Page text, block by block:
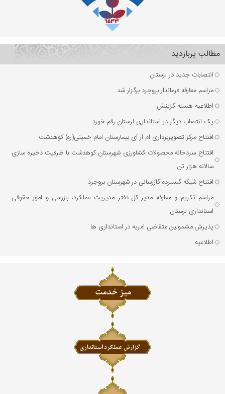
مطالب پربازدید
انتصابات جدید در لرستان
مراسم معارفه فرماندار بروجرد برگزار شد
اطلاعیه هسته گزینش
یک انتصاب دیگر در استانداری لرستان رقم خورد
افتتاح مرکز تصویربرداری ام آر آی بیمارستان امام خمینی(ره) کوهدشت
افتتاح سردخانه محصولات کشاورزی شهرستان کوهدشت با ظرفیت ذخیره‌ سازی
سالانه هزار تن
افتتاح شبکه گسترده گازرسانی در شهرستان بروجرد
مراسم تکریم و معارفه مدیر کل دفتر مدیریت عملکرد، بازرسی و امور حقوقی
استانداری لرستان
پذیرش مشمولین متقاضی امریه در استانداری ها
اطلاعیه